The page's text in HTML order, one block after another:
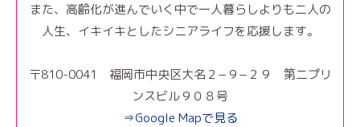
また、高齢化が進んでいく中で一人暮らしよりも二人の
人生、イキイキとしたシニアライフを応援します。
〒810-0041 福岡市中央区大名２−９−２９ 第二プリ
ンスビル９０８号
⇒Google Mapで見る